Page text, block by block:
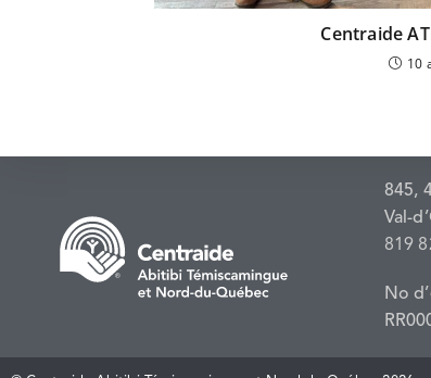
Centraide
10
845,
Val-
819
No